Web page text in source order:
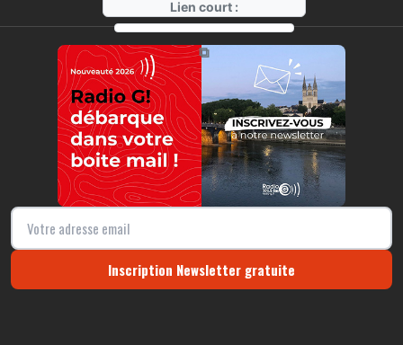
Lien court :
https://radio-g.fr?17074
⧉
Inscription Newsletter gratuite